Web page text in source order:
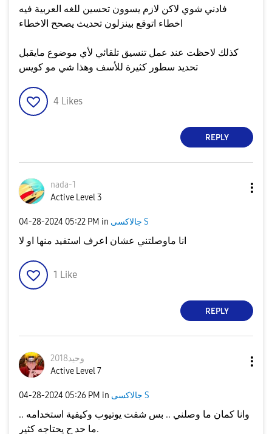
فادني شوي لاكن لازم يسوون تحسين للغه العربية فيه
اخطاء اتوقع بينزلون تحديث يصحح الاخطاء
كذلك لاحظت عند عمل تنسيق تلقائي لأي موضوع مايقبل
تحديد سطور كثيرة للأسف وهذا شي مو كويس
4 Likes
REPLY
nada-1
Active Level 3
‎04-28-2024 05:22 PM in جالاكسى S
انا ماوصلتني عشان اعرف استفيد منها او لا
1 Like
REPLY
وحيد2018
Active Level 7
‎04-28-2024 05:26 PM in جالاكسى S
وانا كمان ما وصلني .. بس شفت يوتيوب وكيفية استخدامه ..
ما حد ح يحتاجه كثير.